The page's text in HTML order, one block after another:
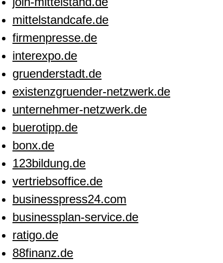
mittelstandcafe.de
firmenpresse.de
interexpo.de
gruenderstadt.de
existenzgruender-netzwerk.de
unternehmer-netzwerk.de
buerotipp.de
bonx.de
123bildung.de
vertriebsoffice.de
businesspress24.com
businessplan-service.de
ratigo.de
88finanz.de